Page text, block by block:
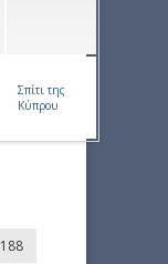
Σπίτι της
Κύπρου
188